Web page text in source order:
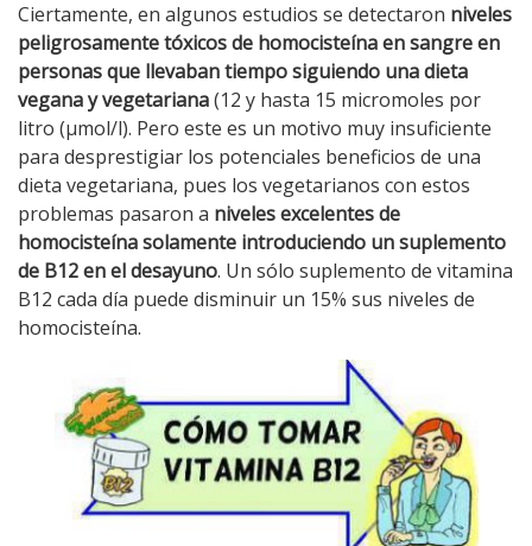
Ciertamente, en algunos estudios se detectaron niveles
peligrosamente tóxicos de homocisteína en sangre en
personas que llevaban tiempo siguiendo una dieta
vegana y vegetariana(12 y hasta 15 micromoles por
litro (µmol/l). Pero este es un motivo muy insuficiente
para desprestigiar los potenciales beneficios de una
dieta vegetariana, pues los vegetarianos con estos
problemas pasaron a niveles excelentes de
homocisteína solamente introduciendo un suplemento
de B12 en el desayuno. Un sólo suplemento de vitamina
B12 cada día puede disminuir un 15% sus niveles de
homocisteína.